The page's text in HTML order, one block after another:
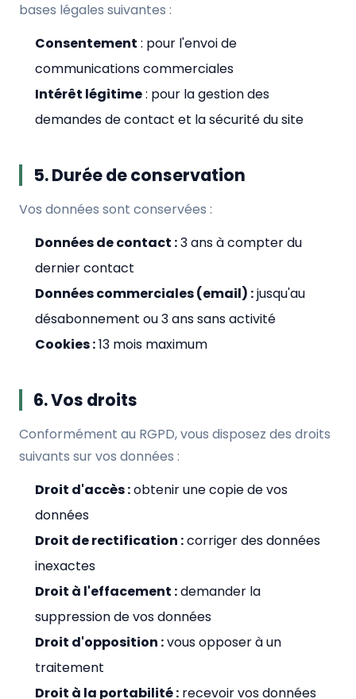
bases légales suivantes :
Consentement : pour l'envoi de
communications commerciales
Intérêt légitime: pour la gestion des
demandes de contact et la sécurité du site
5. Durée de conservation
Vos données sont conservées :
Données de contact :3 ans à compter du
dernier contact
Données commerciales (email) :jusqu'au
désabonnement ou 3 ans sans activité
Cookies :13 mois maximum
6. Vos droits
Conformément au RGPD, vous disposez des droits
suivants sur vos données :
Droit d'accès :obtenir une copie de vos
données
Droit de rectification :corriger des données
inexactes
Droit à l'effacement :demander la
suppression de vos données
Droit d'opposition :vous opposer à un
traitement
Droit à la portabilité : recevoir vos données